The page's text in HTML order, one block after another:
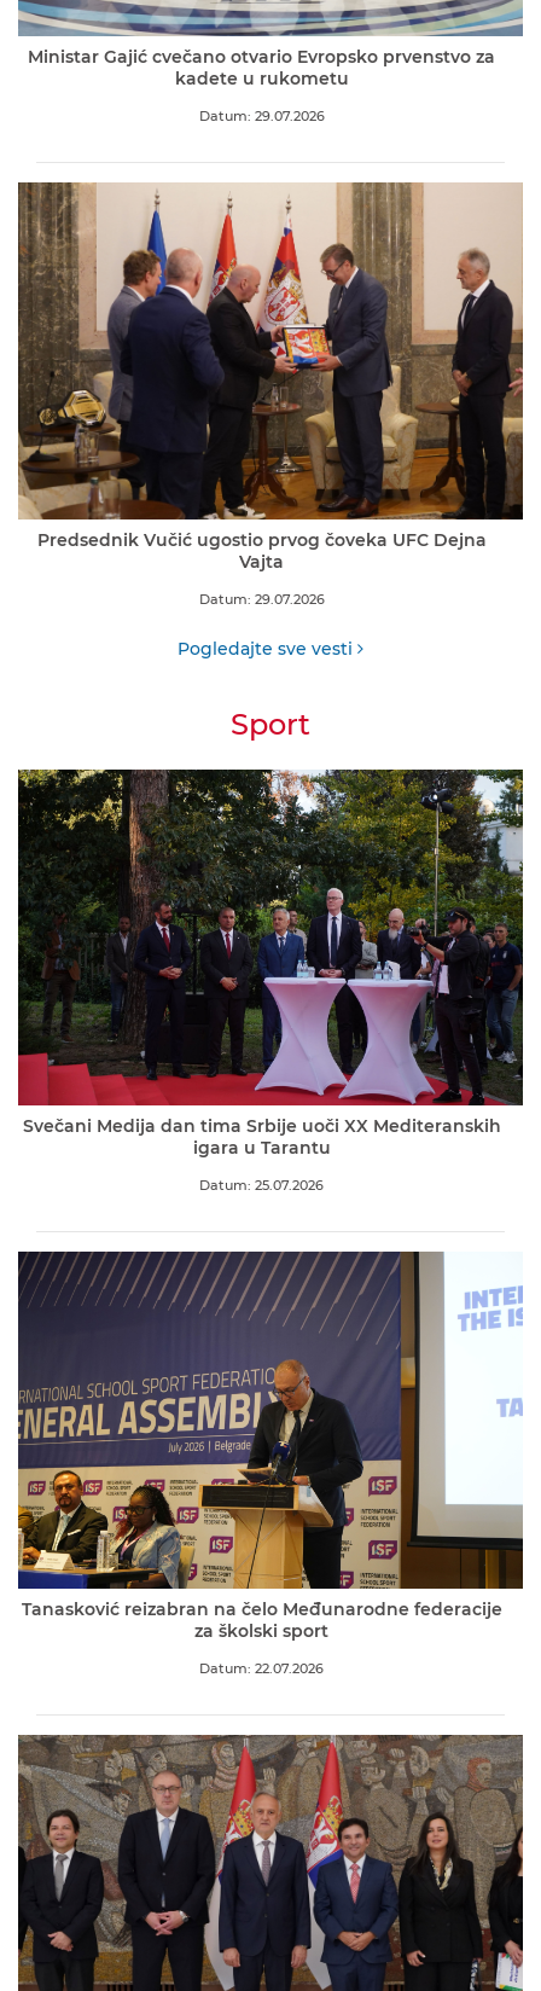
Ministar Gajić cvečano otvario Evropsko prvenstvo za
kadete u rukometu
Datum: 29.07.2026
Predsednik Vučić ugostio prvog čoveka UFC Dejna
Vajta
Datum: 29.07.2026
Pogledajte sve vesti
Sport
Svečani Medija dan tima Srbije uoči XX Mediteranskih
igara u Tarantu
Datum: 25.07.2026
Tanasković reizabran na čelo Međunarodne federacije
za školski sport
Datum: 22.07.2026